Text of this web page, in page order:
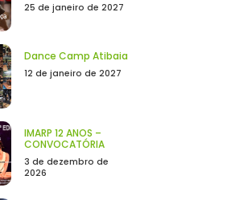
25 de janeiro de 2027
Dance Camp Atibaia
12 de janeiro de 2027
IMARP 12 ANOS –
CONVOCATÓRIA
3 de dezembro de
2026